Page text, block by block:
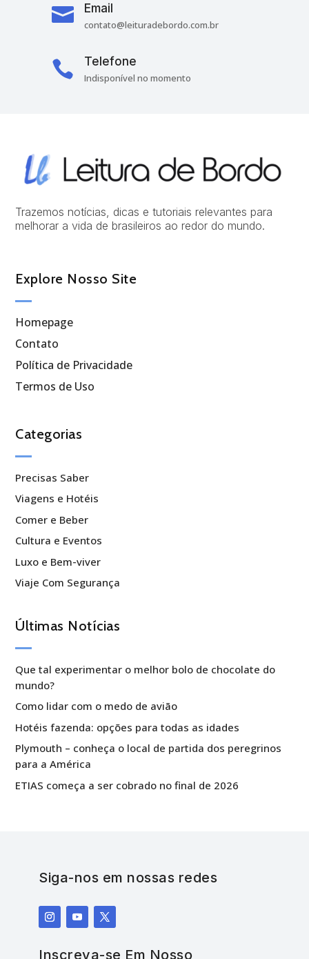
 Email
contato@leituradebordo.com.br
 Telefone
Indisponível no momento
Trazemos notícias, dicas e tutoriais relevantes para
melhorar a vida de brasileiros ao redor do mundo.
Explore Nosso Site
Homepage
Contato
Política de Privacidade
Termos de Uso
Categorias
Precisas Saber
Viagens e Hotéis
Comer e Beber
Cultura e Eventos
Luxo e Bem-viver
Viaje Com Segurança
Últimas Notícias
Que tal experimentar o melhor bolo de chocolate do
mundo?
Como lidar com o medo de avião
Hotéis fazenda: opções para todas as idades
Plymouth – conheça o local de partida dos peregrinos
para a América
ETIAS começa a ser cobrado no final de 2026
Siga-nos em nossas redes
Inscreva-se Em Nosso